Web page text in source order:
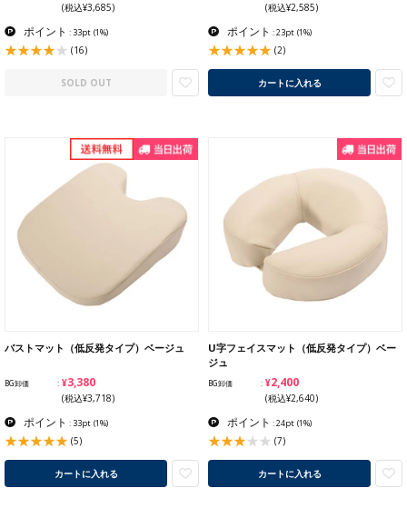
(税込¥3,685)
ポイント : 33pt (1%)
(16)
SOLD OUT
(税込¥2,585)
ポイント : 23pt (1%)
(2)
カートに入れる
バストマット（低反発タイプ）ベージュ
BG卸価 ¥3,380
(税込¥3,718)
ポイント : 33pt (1%)
(5)
カートに入れる
U字フェイスマット（低反発タイプ）ベー
ジュ
BG卸価 ¥2,400
(税込¥2,640)
ポイント : 24pt (1%)
(7)
カートに入れる